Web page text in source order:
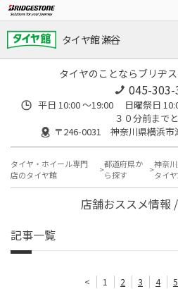
タイヤ館 瀬谷
タイヤのことならブリヂ
045-303-
平日 10:00 ～19:00 日曜祭日
３０分前まで
〒246-0031 神奈川県横浜市
タイヤ・ホイール専門
店のタイヤ館
都道府県か
ら探す
神奈
タイ
店舗おススメ情報
記事一覧
< 1 2 3 4 5